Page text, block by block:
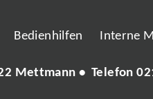
Bedienhilfen Interne
Mettmann • Telefon